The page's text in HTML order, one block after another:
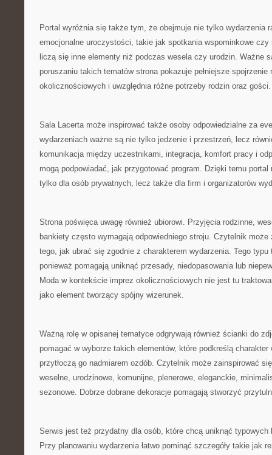
Portal wyróżnia się także tym, że obejmuje nie tylko wydarzenia
emocjonalne uroczystości, takie jak spotkania wspominkowe
liczą się inne elementy niż podczas wesela czy urodzin. Ważne
poruszaniu takich tematów strona pokazuje pełniejsze spojrzenie
okolicznościowych i uwzględnia różne potrzeby rodzin oraz gości.
Sala Lacerta może inspirować także osoby odpowiedzialne za
wydarzeniach ważne są nie tylko jedzenie i przestrzeń, lecz
komunikacja między uczestnikami, integracja, komfort pracy i
mogą podpowiadać, jak przygotować program. Dzięki temu
tylko dla osób prywatnych, lecz także dla firm i organizatorów
Strona poświęca uwagę również ubiorowi. Przyjęcia rodzinne,
bankiety często wymagają odpowiedniego stroju. Czytelnik
tego, jak ubrać się zgodnie z charakterem wydarzenia. Tego
ponieważ pomagają uniknąć przesady, niedopasowania lub
Moda w kontekście imprez okolicznościowych nie jest tu
jako element tworzący spójny wizerunek.
Ważną rolę w opisanej tematyce odgrywają również ścianki do
pomagać w wyborze takich elementów, które podkreślą charakter
przytłoczą go nadmiarem ozdób. Czytelnik może zainspirować
weselne, urodzinowe, komunijne, plenerowe, eleganckie,
sezonowe. Dobrze dobrane dekoracje pomagają stworzyć
Serwis jest też przydatny dla osób, które chcą uniknąć typowych
Przy planowaniu wydarzenia łatwo pominąć szczegóły takie jak